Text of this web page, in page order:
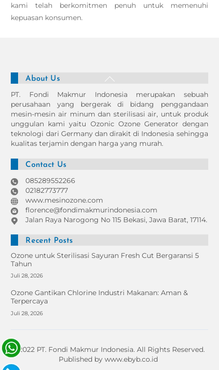
kami telah berkomitmen penuh untuk memenuhi
kepuasan konsumen.
Back
Top
About Us
PT. Fondi Makmur Indonesia merupakan sebuah
perusahaan yang bergerak di bidang penggandaan
mesin-mesin air minum dan sterilisasi air, untuk produk
unggulan kami yaitu Ozonic Ozone Generator dengan
teknologi dari Germany dan dirakit di Indonesia sehingga
kualitas terjamin dengan harga yang murah.
Contact Us
085289552266
02182773777
www.mesinozone.com
florence@fondimakmurindonesia.com
Jalan Raya Narogong No 115 Bekasi, Jawa Barat, 17114.
Recent Posts
Ozone untuk Sterilisasi Sayuran Fresh Cut Bergaransi 5
Tahun
Juli 28, 2026
Ozone Gantikan Chlorine Industri Makanan: Aman &
Terpercaya
Juli 28, 2026
© 2022 PT. Fondi Makmur Indonesia. All Rights Reserved.
Published by www.ebyb.co.id